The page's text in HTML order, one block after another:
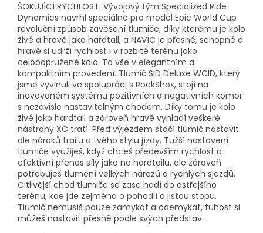
ŠOKUJÍCÍ RYCHLOST: Vývojový tým Specialized Ride
Dynamics navrhl speciálně pro model Epic World Cup
revoluční způsob zavěšení tlumiče, díky kterému je kolo
živé a hravé jako hardtail, a NAVÍC je přesné, schopné a
hravě si udrží rychlost i v rozbité terénu jako
celoodpružené kolo. To vše v elegantním a
kompaktním provedení. Tlumič SID Deluxe WCID, který
jsme vyvinuli ve spolupráci s RockShox, stojí na
inovovaném systému pozitivních a negativních komor
s nezávisle nastavitelným chodem. Díky tomu je kolo
živé jako hardtail a zároveň hravě vyhladí veškeré
nástrahy XC tratí. Před výjezdem stačí tlumič nastavit
dle nároků trailu a tvého stylu jízdy. Tužší nastavení
tlumiče využiješ, když chceš především rychlost a
efektivní přenos síly jako na hardtailu, ale zároveň
potřebuješ tlumení velkých nárazů a rychlých sjezdů.
Citlivější chod tlumiče se zase hodí do ostřejšího
terénu, kde jde zejména o pohodlí a jistou stopu.
Tlumič nemusíš pouze zamykat a odemykat, tuhost si
můžeš nastavit přesně podle svých představ.